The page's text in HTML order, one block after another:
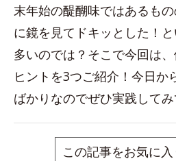
末年始の醍醐味ではあるも
に鏡を見てドキッとした！
多いのでは？そこで今回は
ヒントを3つご紹介！今日か
ばかりなのでぜひ実践してみ
この記事をお気に